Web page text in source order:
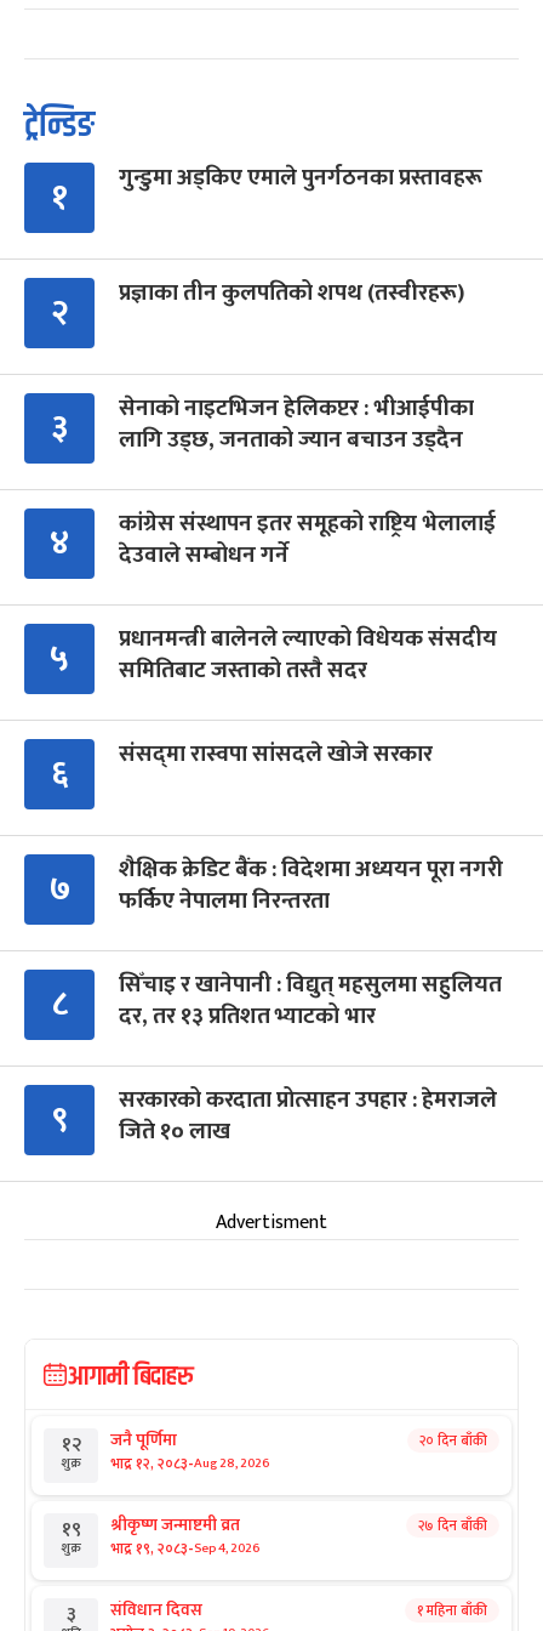
ट्रेन्डिङ
१ गुन्डुमा अड्किए एमाले पुनर्गठनका प्रस्तावहरू
२ प्रज्ञाका तीन कुलपतिको शपथ (तस्वीरहरू)
३
सेनाको नाइटभिजन हेलिकप्टर : भीआईपीका
लागि उड्छ, जनताको ज्यान बचाउन उड्दैन
४
कांग्रेस संस्थापन इतर समूहको राष्ट्रिय भेलालाई
देउवाले सम्बोधन गर्ने
५
प्रधानमन्त्री बालेनले ल्याएको विधेयक संसदीय
समितिबाट जस्ताको तस्तै सदर
६ संसद्‍मा रास्वपा सांसदले खोजे सरकार
७
शैक्षिक क्रेडिट बैंक : विदेशमा अध्ययन पूरा नगरी
फर्किए नेपालमा निरन्तरता
८
सिँचाइ र खानेपानी : विद्युत् महसुलमा सहुलियत
दर, तर १३ प्रतिशत भ्याटको भार
९
सरकारको करदाता प्रोत्साहन उपहार : हेमराजले
जिते १० लाख
Advertisment
आगामी बिदाहरु
१२
शुक्र
जनै पूर्णिमा
भाद्र १२, २०८३-Aug 28, 2026
२० दिन बाँकी
१९
शुक्र
श्रीकृष्ण जन्माष्टमी व्रत
भाद्र १९, २०८३-Sep 4, 2026
२७ दिन बाँकी
३ संविधान दिवस १ महिना बाँकी